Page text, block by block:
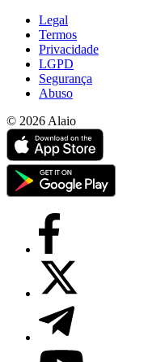
Legal
Termos
Privacidade
LGPD
Segurança
Abuso
© 2026 Alaio